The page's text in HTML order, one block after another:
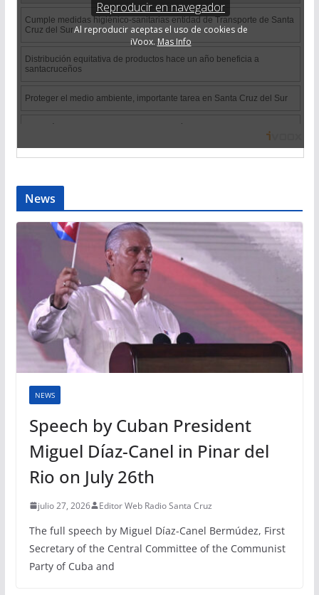
News
NEWS
Speech by Cuban President
Miguel Díaz-Canel in Pinar del
Rio on July 26th
julio 27, 2026 Editor Web Radio Santa Cruz
The full speech by Miguel Díaz-Canel Bermúdez, First
Secretary of the Central Committee of the Communist
Party of Cuba and